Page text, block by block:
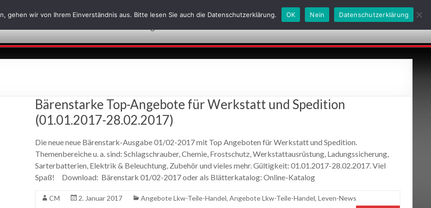
Bärenstarke Top-Angebote für Werkstatt und Spedition
(01.01.2017-28.02.2017)
Die neue neue Bärenstark-Ausgabe 01/02-2017 mit Top Angeboten für Werkstatt und Spedition.
Themenbereiche u. a. sind: Schlagschrauber, Chemie, Frostschutz, Werkstattausrüstung, Ladungssicherung,
Sarterbatterien, Elektrik & Beleuchtung, Zubehör und vieles mehr. Gültigkeit: 01.01.2017-28.02.2017. Viel
Spaß! Download: Bärenstark 01/02-2017 oder als Blätterkatalog: Online-Katalog
CM 2. Januar 2017 Angebote Lkw-Teile-Handel, Angebote Lkw-Teile-Handel, Leven-News
gehen wir von Ihrem Einverständnis aus. Bitte lesen Sie auch die Datenschutzerklärung. OK Nein Datenschutzerklärung